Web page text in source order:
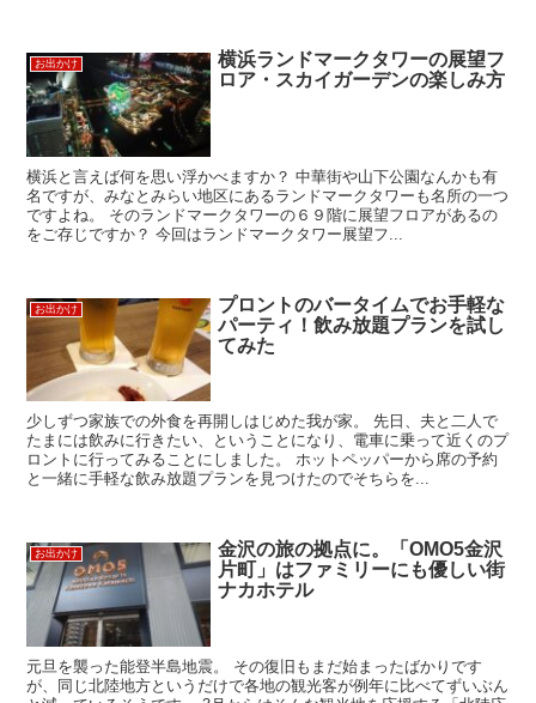
お出かけ
横浜ランドマークタワーの展望フ
ロア・スカイガーデンの楽しみ方
横浜と言えば何を思い浮かべますか？ 中華街や山下公園なんかも有
名ですが、みなとみらい地区にあるランドマークタワーも名所の一つ
ですよね。 そのランドマークタワーの６９階に展望フロアがあるの
をご存じですか？ 今回はランドマークタワー展望フ...
お出かけ
プロントのバータイムでお手軽な
パーティ！飲み放題プランを試し
てみた
少しずつ家族での外食を再開しはじめた我が家。 先日、夫と二人で
たまには飲みに行きたい、ということになり、電車に乗って近くのプ
ロントに行ってみることにしました。 ホットペッパーから席の予約
と一緒に手軽な飲み放題プランを見つけたのでそちらを...
お出かけ
金沢の旅の拠点に。「OMO5金沢
片町」はファミリーにも優しい街
ナカホテル
元旦を襲った能登半島地震。 その復旧もまだ始まったばかりです
が、同じ北陸地方というだけで各地の観光客が例年に比べてずいぶん